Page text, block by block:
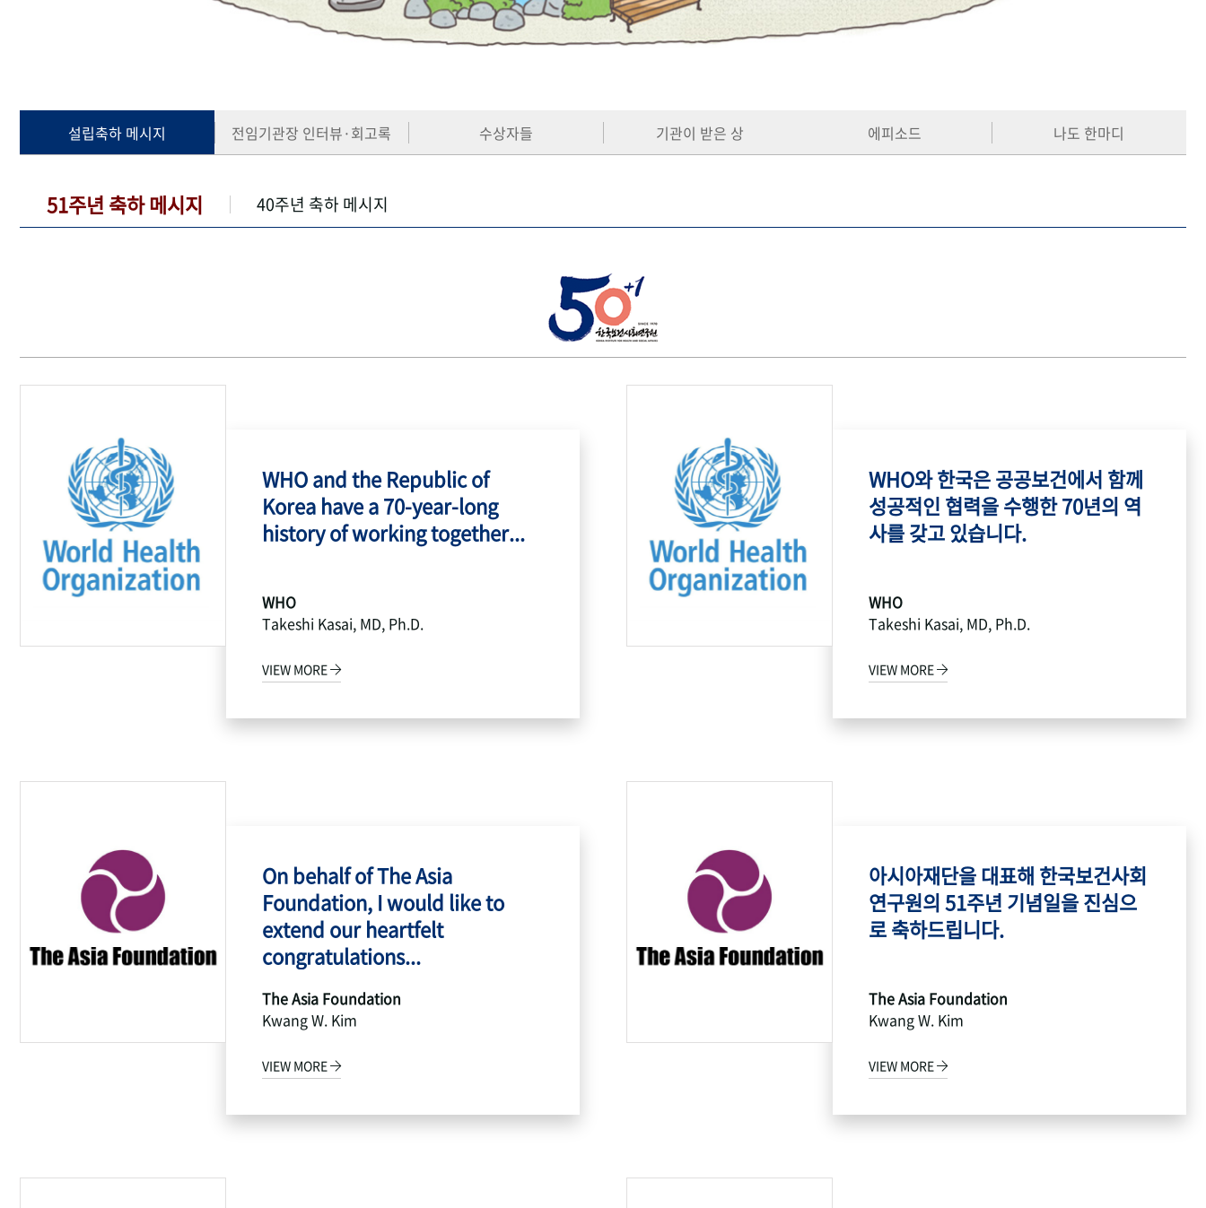
설립축하 메시지 전임기관장 인터뷰·회고록 수상자들 기관이 받은 상 에피소드 나도 한마디
51주년 축하 메시지 40주년 축하 메시지
WHO and the Republic of
Korea have a 70-year-long
history of working together...
WHO
Takeshi Kasai, MD, Ph.D.
VIEW MORE
WHO와 한국은 공공보건에서 함께
성공적인 협력을 수행한 70년의 역
사를 갖고 있습니다.
WHO
Takeshi Kasai, MD, Ph.D.
VIEW MORE
On behalf of The Asia
Foundation, I would like to
extend our heartfelt
congratulations...
The Asia Foundation
Kwang W. Kim
VIEW MORE
아시아재단을 대표해 한국보건사회
연구원의 51주년 기념일을 진심으
로 축하드립니다.
The Asia Foundation
Kwang W. Kim
VIEW MORE